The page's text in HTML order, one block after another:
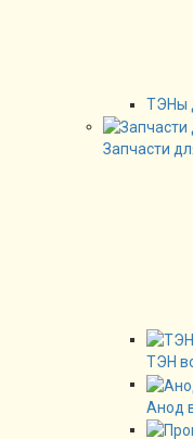
ТЭНы
Запчасти
ТЭН
Анод